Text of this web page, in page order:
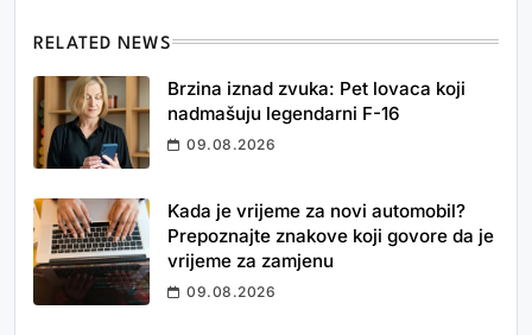
RELATED NEWS
Brzina iznad zvuka: Pet lovaca koji
nadmašuju legendarni F-16
09.08.2026
Kada je vrijeme za novi automobil?
Prepoznajte znakove koji govore da je
vrijeme za zamjenu
09.08.2026